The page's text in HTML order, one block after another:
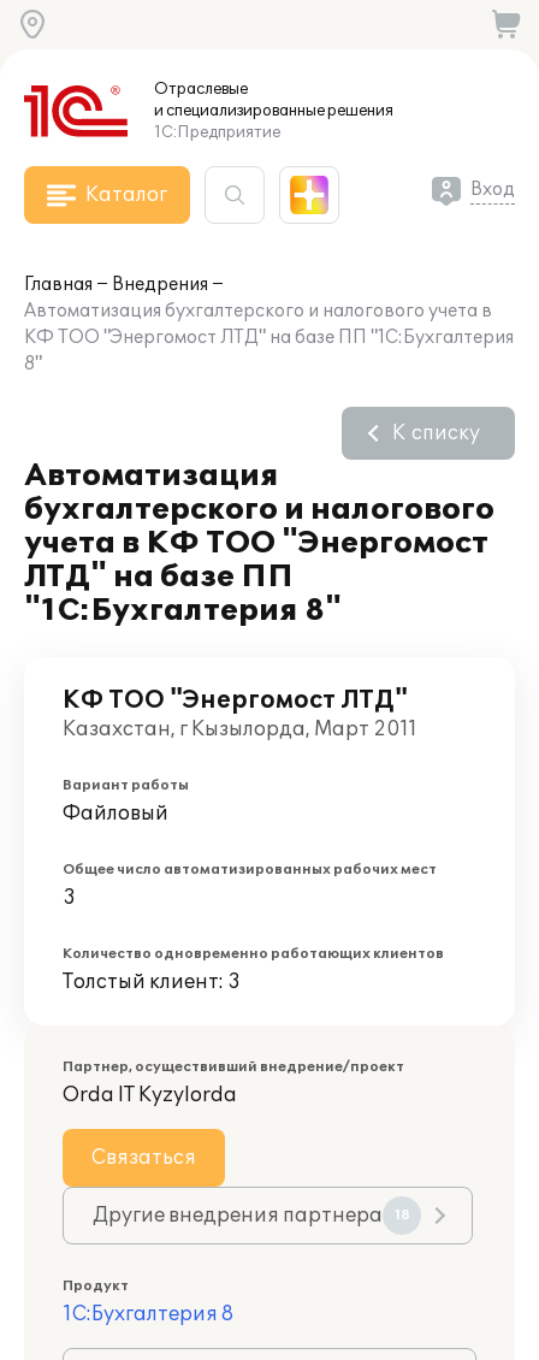
Отраслевые
и специализированныерешения
1С:Предприятие
Каталог Вход
Главная
Внедрения
Автоматизация бухгалтерского и налогового учета в
КФ ТОО "Энергомост ЛТД" на базе ПП "1С:Бухгалтерия
8"
Автоматизация
бухгалтерского и налогового
учета в КФ ТОО "Энергомост
ЛТД" на базе ПП
"1С:Бухгалтерия 8"
К списку
КФ ТОО "Энергомост ЛТД"
Казахстан, г Кызылорда, Март 2011
Вариант работы
Файловый
Общее число автоматизированных рабочих мест
3
Количество одновременно работающих клиентов
Толстый клиент: 3
Партнер, осуществивший внедрение/проект
Orda IT Kyzylorda
Связаться
Другие внедрения партнера 18
Продукт
1С:Бухгалтерия 8